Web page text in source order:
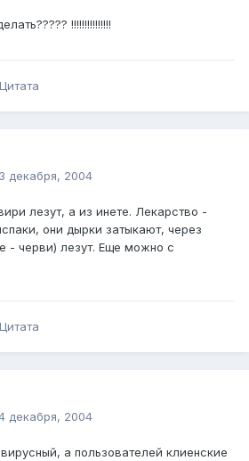
!!!!!!!!!!!!!!!
Цитата
3 декабря, 2004
лезут, а из инете. Лекарство -
они дырки затыкают, через
- черви) лезут. Еще можно с
Цитата
декабря, 2004
а пользователей клиенские